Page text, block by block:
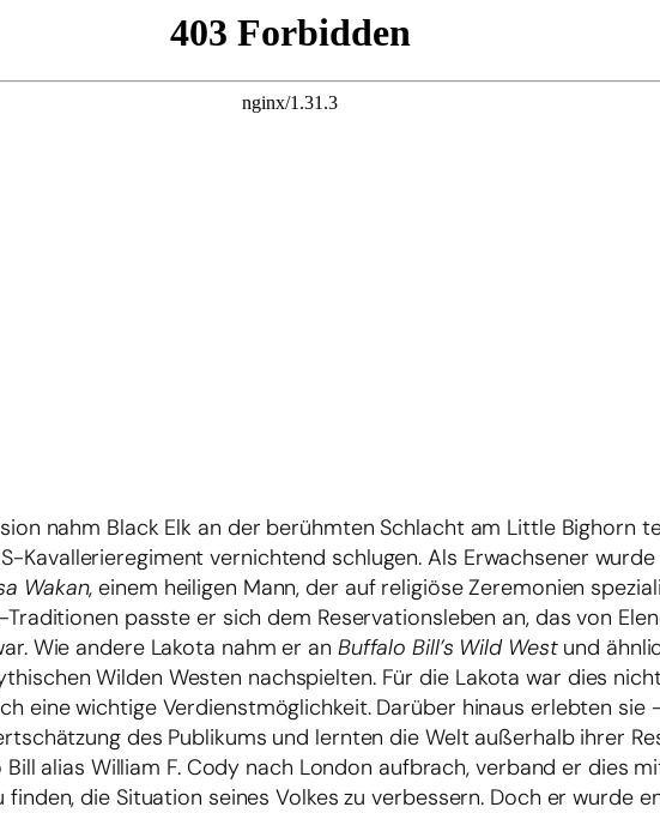
nahm Black Elk an der berühmten Schlacht am Little Bighorn
Kavallerieregiment vernichtend schlugen. Als Erwachsener
Wakan, einem heiligen Mann, der auf religiöse Zeremonien
passte er sich dem Reservationsleben an, das von
Wie andere Lakota nahm er an Buffalo Bill’s Wild Westund
Wilden Westen nachspielten. Für die Lakota war dies
eine wichtige Verdienstmöglichkeit. Darüber hinaus erlebten sie
des Publikums und lernten die Welt außerhalb ihrer
Bill alias William F. Cody nach London aufbrach, verband er dies
die Situation seines Volkes zu verbessern. Doch er wurde